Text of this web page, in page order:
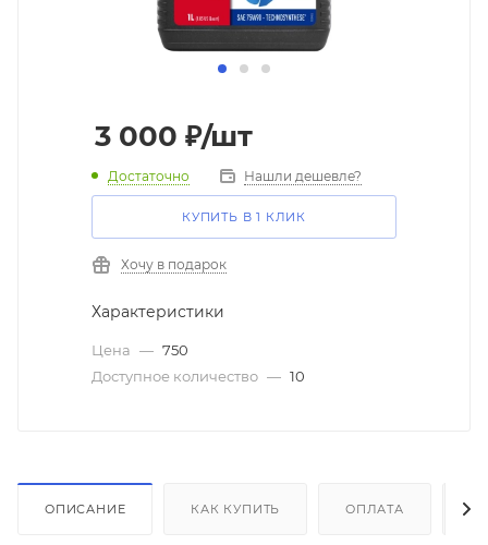
3 000 ₽/шт
Достаточно Нашли дешевле?
КУПИТЬ В 1 КЛИК
Хочу в подарок
Характеристики
Цена — 750
Доступное количество — 10
ОПИСАНИЕ КАК КУПИТЬ ОПЛАТА